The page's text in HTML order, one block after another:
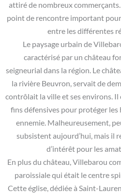
attiré de nombreux
point de rencontre important
entre les différentes
Le paysage urbain de
caractérisé par un château
seigneurial dans la région. Le
la rivière Beuvron, servait de
contrôlait la ville et ses environs.
fins défensives pour protéger les
ennemie. Malheureusement,
subsistent aujourd’hui, mais il
d’intérêt pour les
En plus du château, Villebarou
paroissiale qui était le centre
Cette église, dédiée à Saint-